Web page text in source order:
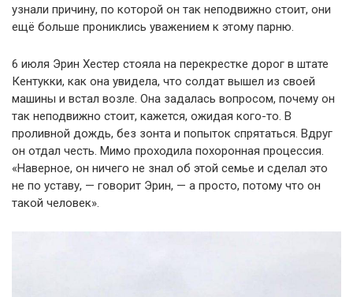
узнали причину, по которой он так неподвижно стоит, они
ещё больше прониклись уважением к этому парню.
6 июля Эрин Хестер стояла на перекрестке дорог в штате
Кентукки, как она увидела, что солдат вышел из своей
машины и встал возле. Она задалась вопросом, почему он
так неподвижно стоит, кажется, ожидая кого-то. В
проливной дождь, без зонта и попыток спрятаться. Вдруг
он отдал честь. Мимо проходила похоронная процессия.
«Наверное, он ничего не знал об этой семье и сделал это
не по уставу, — говорит Эрин, — а просто, потому что он
такой человек».